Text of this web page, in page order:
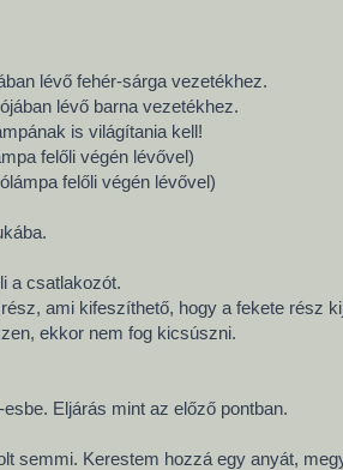
lévő fehér-sárga vezetékhez.
lévő barna vezetékhez.
is világítania kell!
felőli végén lévővel)
felőli végén lévővel)
a csatlakozót.
ami kifeszíthető, hogy a fekete rész
ekkor nem fog kicsúszni.
Eljárás mint az előző pontban.
semmi. Kerestem hozzá egy anyát,